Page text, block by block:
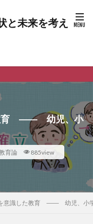
教育 ―― 幼児、小
育論 885view
意識した教育 ―― 幼児、小